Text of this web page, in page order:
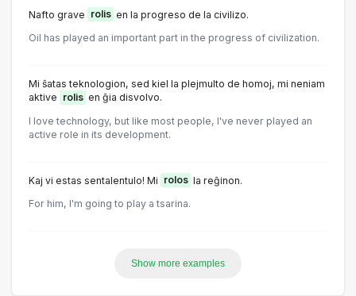
Nafto grave rolis en la progreso de la civilizo.
Oil has played an important part in the progress of civilization.
Mi ŝatas teknologion, sed kiel la plejmulto de homoj, mi neniam
aktive rolis en ĝia disvolvo.
I love technology, but like most people, I've never played an
active role in its development.
Kaj vi estas sentalentulo! Mi rolos la reĝinon.
For him, I'm going to play a tsarina.
Show more examples